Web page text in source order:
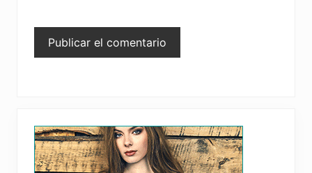
Primary
Sidebar